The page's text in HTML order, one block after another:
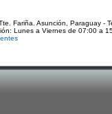
Fariña. Asunción, Paraguay -
Lunes a Viernes de 07:00 a